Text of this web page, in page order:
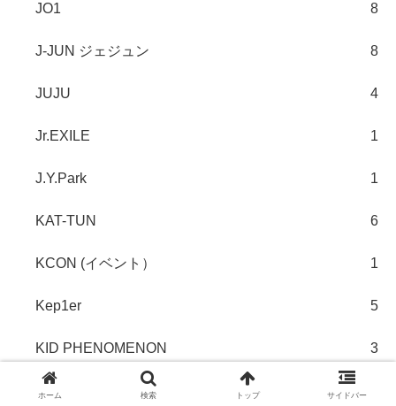
JO1 8
J-JUN ジェジュン 8
JUJU 4
Jr.EXILE 1
J.Y.Park 1
KAT-TUN 6
KCON (イベント） 1
Kep1er 5
KID PHENOMENON 3
KISS
ホーム 検索 トップ サイドバー